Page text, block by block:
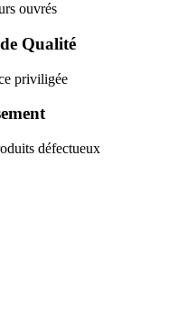
ouvrés
Qualité
priviligée
défectueux